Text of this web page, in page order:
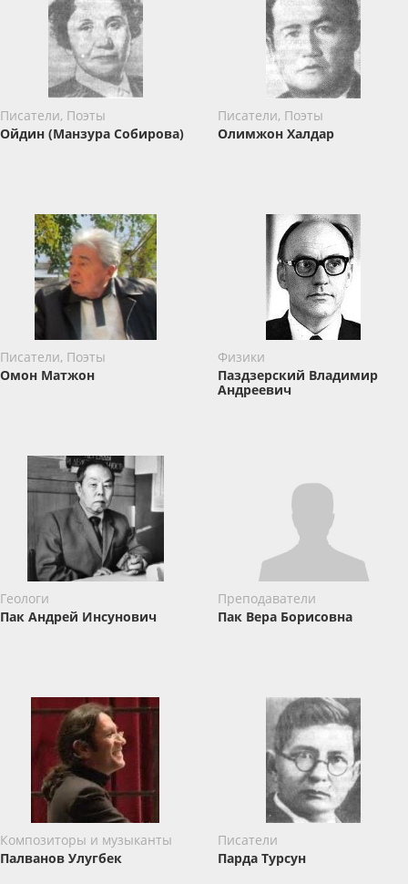
Писатели, Поэты
Ойдин (Манзура Собирова)
Писатели, Поэты
Олимжон Халдар
Писатели, Поэты
Омон Матжон
Физики
Паздзерский Владимир
Андреевич
Геологи
Пак Андрей Инсунович
Преподаватели
Пак Вера Борисовна
Композиторы и музыканты
Палванов Улугбек
Писатели
Парда Турсун